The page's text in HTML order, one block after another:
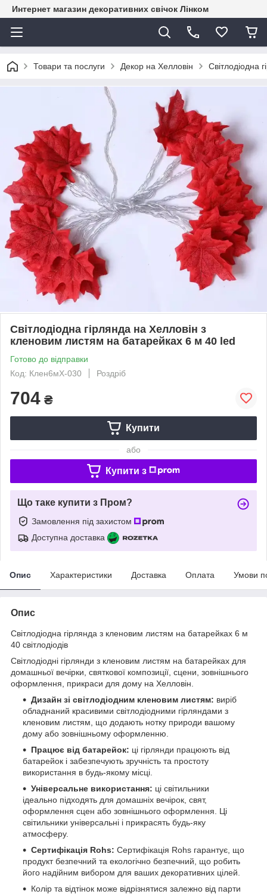
Интернет магазин декоративних свічок Лінком
Товари та послуги Декор на Хелловін ​​​​​​​Світлодіодна
​​​​​​​Світлодіодна гірлянда на Хелловін з
кленовим листям на батарейках 6 м 40 led
Готово до відправки
Код: Клен6мХ-030
Роздріб
704 ₴
Купити
або
Купити з
Що таке купити з Пром?
Замовлення під захистом
Доступна доставка
Опис Характеристики Доставка Оплата Умови
Опис
Світлодіодна гірлянда з кленовим листям на батарейках 6 м
40 світлодіодів
Світлодіодні гірлянди з кленовим листям на батарейках для
домашньої вечірки, святкової композиції, сцени, зовнішнього
оформлення, прикраси для дому на Хелловін.
Дизайн зі світлодіодним кленовим листям: виріб
обладнаний красивими світлодіодними гірляндами з
кленовим листям, що додають нотку природи вашому
дому або зовнішньому оформленню.
Працює від батарейок: ці гірлянди працюють від
батарейок і забезпечують зручність та простоту
використання в будь-якому місці.
Універсальне використання: ці світильники
ідеально підходять для домашніх вечірок, свят,
оформлення сцен або зовнішнього оформлення. Ці
світильники універсальні і прикрасять будь-яку
атмосферу.
Сертифікація Rohs: Сертифікація Rohs гарантує, що
продукт безпечний та екологічно безпечний, що робить
його надійним вибором для ваших декоративних цілей.
Колір та відтінок може відрізнятися залежно від парти